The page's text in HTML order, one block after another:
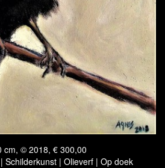
cm, © 2018, € 300,00
Schilderkunst | Olieverf | Op doek